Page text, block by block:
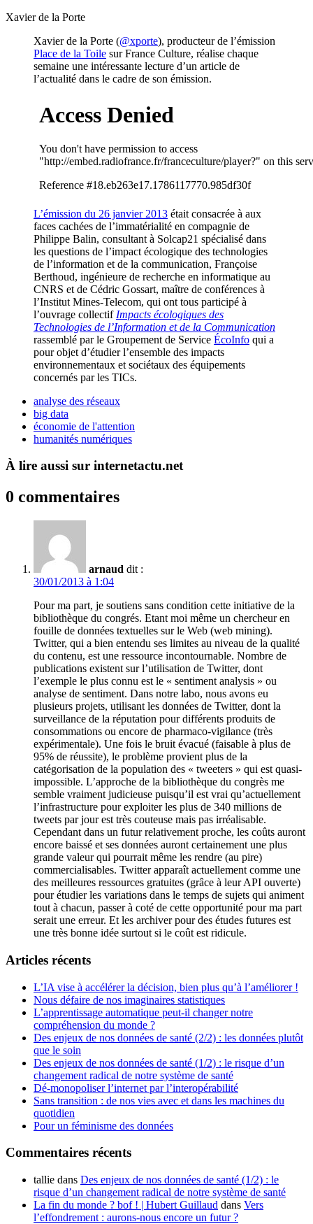
Xavier de la Porte
Xavier de la Porte (@xporte), producteur de l’émission
Place de la Toile sur France Culture, réalise chaque
semaine une intéressante lecture d’un article de
l’actualité dans le cadre de son émission.
L’émission du 26 janvier 2013 était consacrée à aux
faces cachées de l’immatérialité en compagnie de
Philippe Balin, consultant à Solcap21 spécialisé dans
les questions de l’impact écologique des technologies
de l’information et de la communication, Françoise
Berthoud, ingénieure de recherche en informatique au
CNRS et de Cédric Gossart, maître de conférences à
l’Institut Mines-Telecom, qui ont tous participé à
l’ouvrage collectif Impacts écologiques des
Technologies de l’Information et de la Communication
rassemblé par le Groupement de Service ÉcoInfo qui a
pour objet d’étudier l’ensemble des impacts
environnementaux et sociétaux des équipements
concernés par les TICs.
analyse des réseaux
big data
économie de l'attention
humanités numériques
À lire aussi sur internetactu.net
0 commentaires
arnaud dit :
30/01/2013 à 1:04
Pour ma part, je soutiens sans condition cette initiative de la
bibliothèque du congrés. Etant moi même un chercheur en
fouille de données textuelles sur le Web (web mining).
Twitter, qui a bien entendu ses limites au niveau de la qualité
du contenu, est une ressource incontournable. Nombre de
publications existent sur l’utilisation de Twitter, dont
l’exemple le plus connu est le « sentiment analysis » ou
analyse de sentiment. Dans notre labo, nous avons eu
plusieurs projets, utilisant les données de Twitter, dont la
surveillance de la réputation pour différents produits de
consommations ou encore de pharmaco-vigilance (très
expérimentale). Une fois le bruit évacué (faisable à plus de
95% de réussite), le problème provient plus de la
catégorisation de la population des « tweeters » qui est quasi-
impossible. L’approche de la bibliothèque du congrès me
semble vraiment judicieuse puisqu’il est vrai qu’actuellement
l’infrastructure pour exploiter les plus de 340 millions de
tweets par jour est très couteuse mais pas irréalisable.
Cependant dans un futur relativement proche, les coûts auront
encore baissé et ses données auront certainement une plus
grande valeur qui pourrait même les rendre (au pire)
commercialisables. Twitter apparaît actuellement comme une
des meilleures ressources gratuites (grâce à leur API ouverte)
pour étudier les variations dans le temps de sujets qui animent
tout à chacun, passer à coté de cette opportunité pour ma part
serait une erreur. Et les archiver pour des études futures est
une très bonne idée surtout si le coût est ridicule.
Articles récents
L’IA vise à accélérer la décision, bien plus qu’à l’améliorer !
Nous défaire de nos imaginaires statistiques
L’apprentissage automatique peut-il changer notre
compréhension du monde ?
Des enjeux de nos données de santé (2/2) : les données plutôt
que le soin
Des enjeux de nos données de santé (1/2) : le risque d’un
changement radical de notre système de santé
Dé-monopoliser l’internet par l’interopérabilité
Sans transition : de nos vies avec et dans les machines du
quotidien
Pour un féminisme des données
Commentaires récents
tallie dans Des enjeux de nos données de santé (1/2) : le
risque d’un changement radical de notre système de santé
La fin du monde ? bof ! | Hubert Guillaud dans Vers
l’effondrement : aurons-nous encore un futur ?